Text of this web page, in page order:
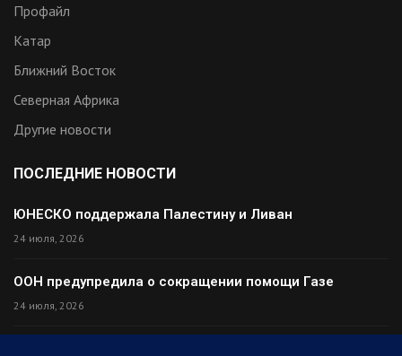
Профайл
Катар
Ближний Восток
Северная Африка
Другие новости
ПОСЛЕДНИЕ НОВОСТИ
ЮНЕСКО поддержала Палестину и Ливан
24 июля, 2026
ООН предупредила о сокращении помощи Газе
24 июля, 2026